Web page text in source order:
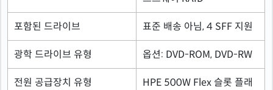
포함된 드라이브 표준 배송 아님, 4 SFF 지원
광학 드라이브 유형 옵션: DVD-ROM, DVD-RW
전원 공급장치 유형
HPE 500W Flex 슬롯 플래